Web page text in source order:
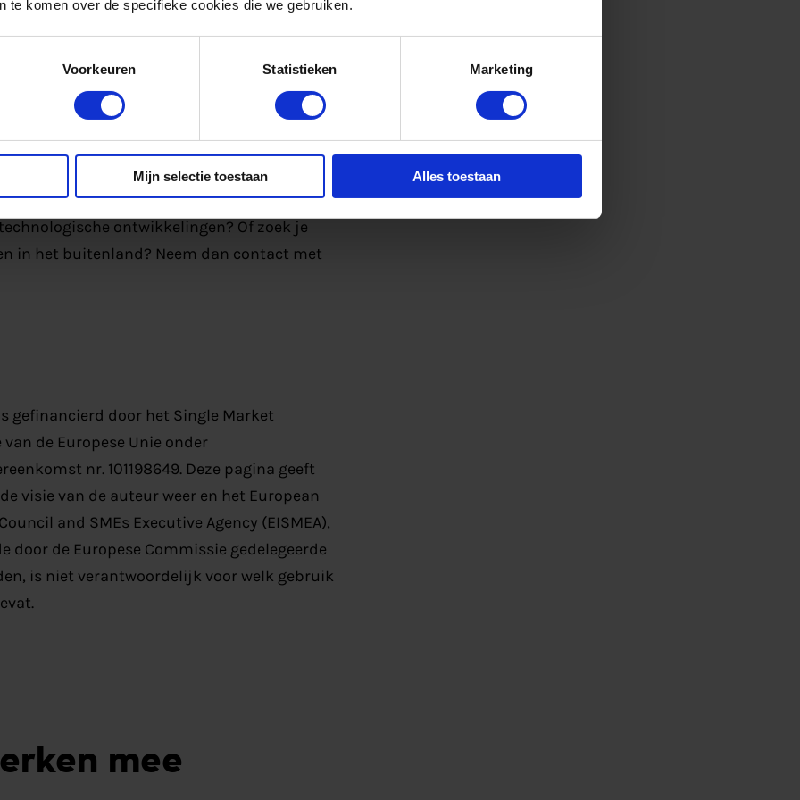
te komen over de specifieke cookies die we gebruiken.
Voorkeuren Statistieken Marketing
Mijn selectie toestaan Alles toestaan
Ontwikkeling en Financiering, Regionale
BV en Horizon BV deel aan dit
buitenland voor samenwerking op het
ontwikkelingen? Of zoek je
in het buitenland? Neem dan contact met
gefinancierd door het Single Market
de Europese Unie onder
nr. 101198649. Deze pagina geeft
visie van de auteur weer en het European
and SMEs Executive Agency (EISMEA),
door de Europese Commissie gedelegeerde
is niet verantwoordelijk voor welk gebruik
mee